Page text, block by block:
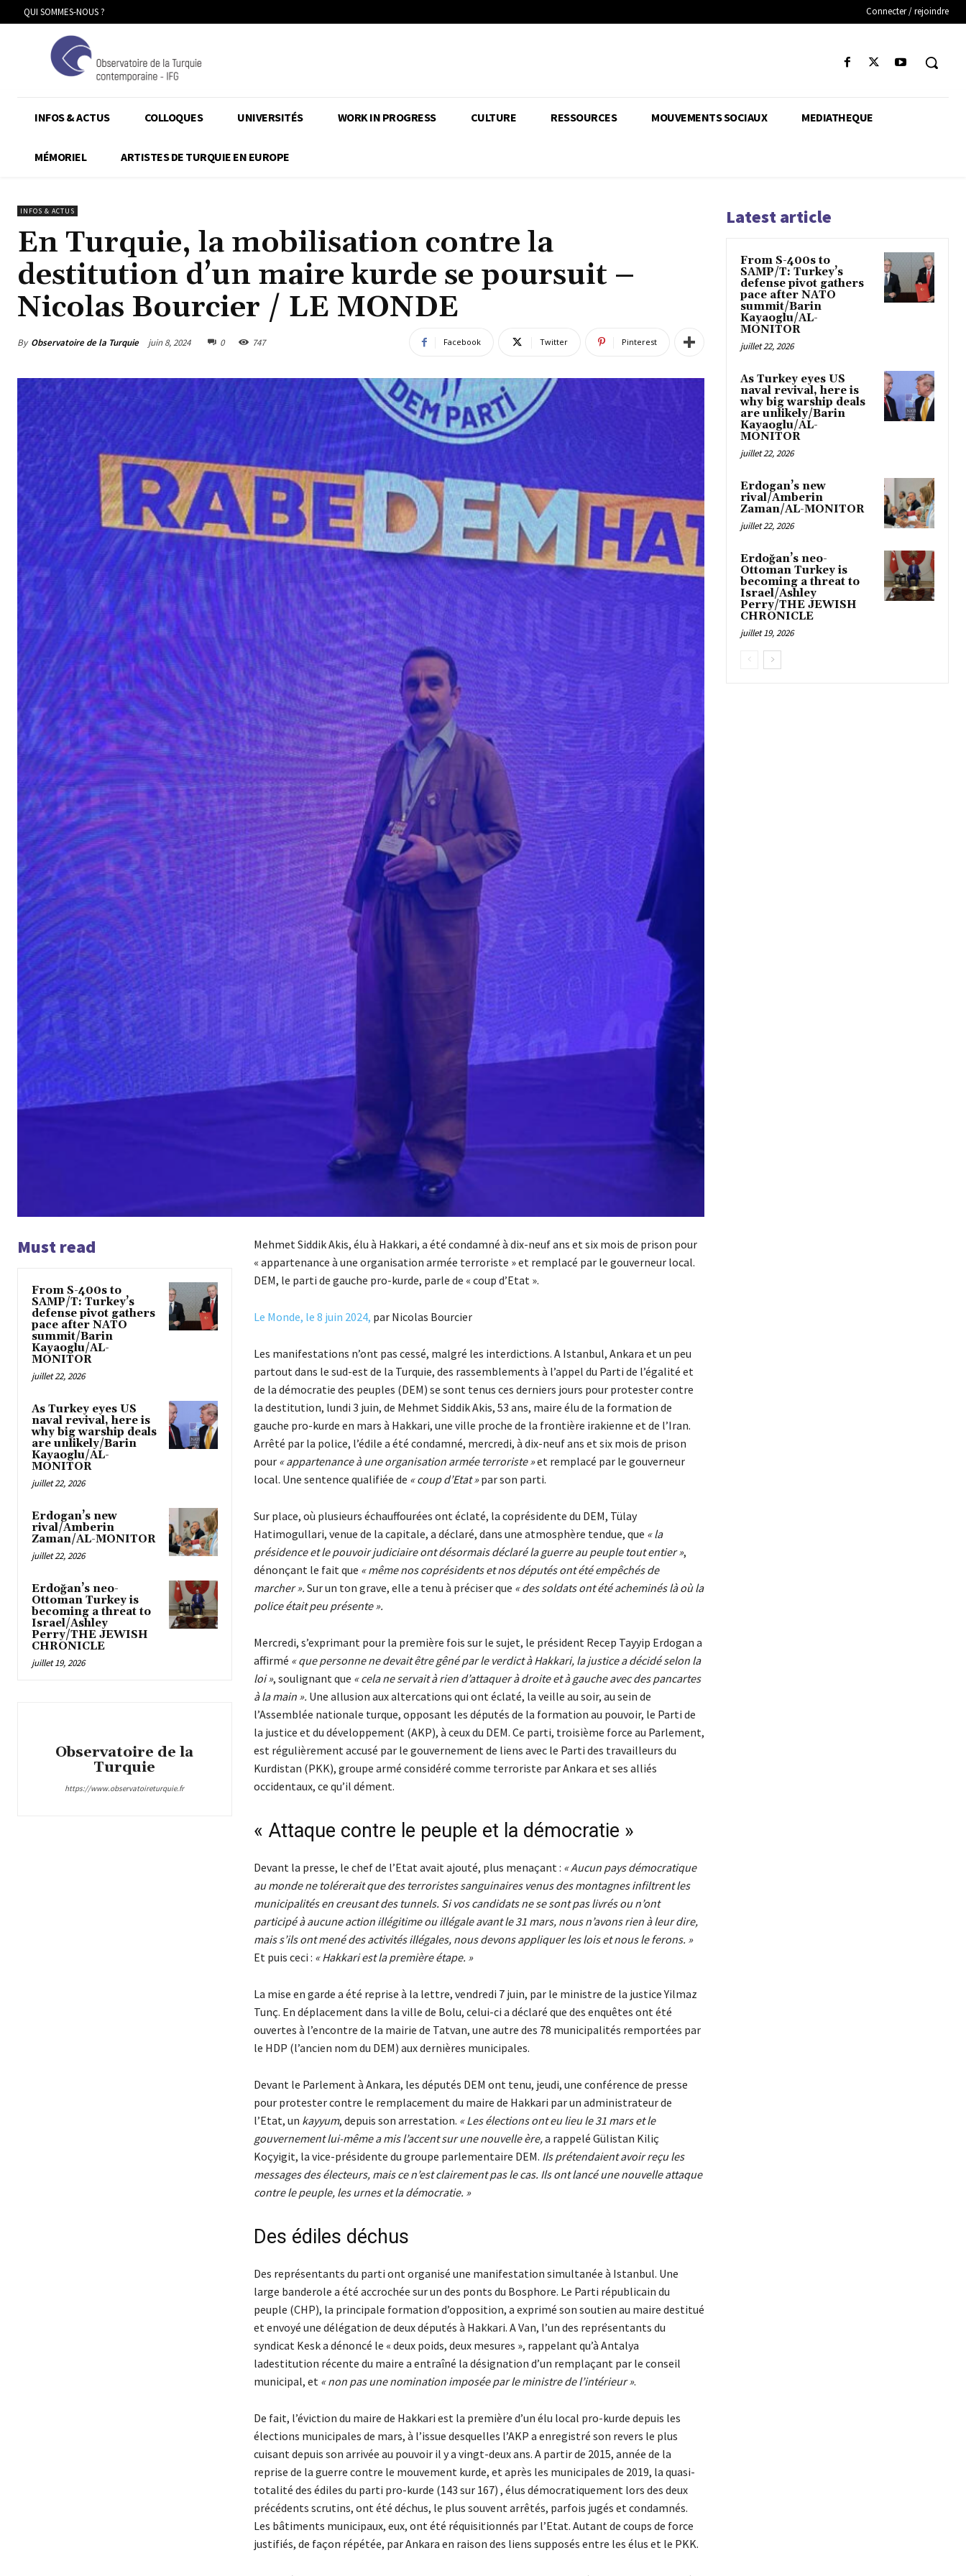
QUI SOMMES-NOUS ? Connecter / rejoindre
INFOS & ACTUS COLLOQUES UNIVERSITÉS WORK IN PROGRESS CULTURE RESSOURCES MOUVEMENTS SOCIAUX MEDIATHEQUE
MÉMORIEL ARTISTES DE TURQUIE EN EUROPE
INFOS & ACTUS
En Turquie, la mobilisation contre la
destitution d’un maire kurde se poursuit –
Nicolas Bourcier / LE MONDE
By Observatoire de la Turquie juin 8, 2024 0 747 Facebook Twitter Pinterest
Must read
From S-400s to
SAMP/T: Turkey’s
defense pivot gathers
pace after NATO
summit/Barin
Kayaoglu/AL-
MONITOR
juillet 22, 2026
As Turkey eyes US
naval revival, here is
why big warship deals
are unlikely/Barin
Kayaoglu/AL-
MONITOR
juillet 22, 2026
Erdogan’s new
rival/Amberin
Zaman/AL-MONITOR
juillet 22, 2026
Erdoğan’s neo-
Ottoman Turkey is
becoming a threat to
Israel/Ashley
Perry/THE JEWISH
CHRONICLE
juillet 19, 2026
Observatoire de la
Turquie
https://www.observatoireturquie.fr
Mehmet Siddik Akis, élu à Hakkari, a été condamné à dix-neuf ans et six mois de prison pour
« appartenance à une organisation armée terroriste » et remplacé par le gouverneur local.
DEM, le parti de gauche pro-kurde, parle de « coup d’Etat ».
Le Monde, le 8 juin 2024, par Nicolas Bourcier
Les manifestations n’ont pas cessé, malgré les interdictions. A Istanbul, Ankara et un peu
partout dans le sud-est de la Turquie, des rassemblements à l’appel du Parti de l’égalité et
de la démocratie des peuples (DEM) se sont tenus ces derniers jours pour protester contre
la destitution, lundi 3 juin, de Mehmet Siddik Akis, 53 ans, maire élu de la formation de
gauche pro-kurde en mars à Hakkari, une ville proche de la frontière irakienne et de l’Iran.
Arrêté par la police, l’édile a été condamné, mercredi, à dix-neuf ans et six mois de prison
pour « appartenance à une organisation armée terroriste »et remplacé par le gouverneur
local. Une sentence qualifiée de « coup d’Etat »par son parti.
Sur place, où plusieurs échauffourées ont éclaté, la coprésidente du DEM, Tülay
Hatimogullari, venue de la capitale, a déclaré, dans une atmosphère tendue, que « la
présidence et le pouvoir judiciaire ont désormais déclaré la guerre au peuple tout entier »,
dénonçant le fait que « même nos coprésidents et nos députés ont été empêchés de
marcher ». Sur un ton grave, elle a tenu à préciser que « des soldats ont été acheminés là où la
police était peu présente ».
Mercredi, s’exprimant pour la première fois sur le sujet, le président Recep Tayyip Erdogan a
affirmé « que personne ne devait être gêné par le verdict à Hakkari, la justice a décidé selon la
loi », soulignant que « cela ne servait à rien d’attaquer à droite et à gauche avec des pancartes
à la main ». Une allusion aux altercations qui ont éclaté, la veille au soir, au sein de
l’Assemblée nationale turque, opposant les députés de la formation au pouvoir, le Parti de
la justice et du développement (AKP), à ceux du DEM. Ce parti, troisième force au Parlement,
est régulièrement accusé par le gouvernement de liens avec le Parti des travailleurs du
Kurdistan (PKK), groupe armé considéré comme terroriste par Ankara et ses alliés
occidentaux, ce qu’il dément.
« Attaque contre le peuple et la démocratie »
Devant la presse, le chef de l’Etat avait ajouté, plus menaçant : « Aucun pays démocratique
au monde ne tolérerait que des terroristes sanguinaires venus des montagnes infiltrent les
municipalités en creusant des tunnels. Si vos candidats ne se sont pas livrés ou n’ont
participé à aucune action illégitime ou illégale avant le 31 mars, nous n’avons rien à leur dire,
mais s’ils ont mené des activités illégales, nous devons appliquer les lois et nous le ferons. »
Et puis ceci : « Hakkari est la première étape. »
La mise en garde a été reprise à la lettre, vendredi 7 juin, par le ministre de la justice Yilmaz
Tunç. En déplacement dans la ville de Bolu, celui-ci a déclaré que des enquêtes ont été
ouvertes à l’encontre de la mairie de Tatvan, une autre des 78 municipalités remportées par
le HDP (l’ancien nom du DEM) aux dernières municipales.
Devant le Parlement à Ankara, les députés DEM ont tenu, jeudi, une conférence de presse
pour protester contre le remplacement du maire de Hakkari par un administrateur de
l’Etat, un kayyum, depuis son arrestation. « Les élections ont eu lieu le 31 mars et le
gouvernement lui-même a mis l’accent sur une nouvelle ère,a rappelé Gülistan Kiliç
Koçyigit, la vice-présidente du groupe parlementaire DEM. Ils prétendaient avoir reçu les
messages des électeurs, mais ce n’est clairement pas le cas. Ils ont lancé une nouvelle attaque
contre le peuple, les urnes et la démocratie. »
Des édiles déchus
Des représentants du parti ont organisé une manifestation simultanée à Istanbul. Une
large banderole a été accrochée sur un des ponts du Bosphore. Le Parti républicain du
peuple (CHP), la principale formation d’opposition, a exprimé son soutien au maire destitué
et envoyé une délégation de deux députés à Hakkari. A Van, l’un des représentants du
syndicat Kesk a dénoncé le « deux poids, deux mesures », rappelant qu’à Antalya
ladestitution récente du maire a entraîné la désignation d’un remplaçant par le conseil
municipal, et « non pas une nomination imposée par le ministre de l’intérieur ».
De fait, l’éviction du maire de Hakkari est la première d’un élu local pro-kurde depuis les
élections municipales de mars, à l’issue desquelles l’AKP a enregistré son revers le plus
cuisant depuis son arrivée au pouvoir il y a vingt-deux ans. A partir de 2015, année de la
reprise de la guerre contre le mouvement kurde, et après les municipales de 2019, la quasi-
totalité des édiles du parti pro-kurde (143 sur 167) , élus démocratiquement lors des deux
précédents scrutins, ont été déchus, le plus souvent arrêtés, parfois jugés et condamnés.
Les bâtiments municipaux, eux, ont été réquisitionnés par l’Etat. Autant de coups de force
justifiés, de façon répétée, par Ankara en raison des liens supposés entre les élus et le PKK.
Latest article
From S-400s to
SAMP/T: Turkey’s
defense pivot gathers
pace after NATO
summit/Barin
Kayaoglu/AL-
MONITOR
juillet 22, 2026
As Turkey eyes US
naval revival, here is
why big warship deals
are unlikely/Barin
Kayaoglu/AL-
MONITOR
juillet 22, 2026
Erdogan’s new
rival/Amberin
Zaman/AL-MONITOR
juillet 22, 2026
Erdoğan’s neo-
Ottoman Turkey is
becoming a threat to
Israel/Ashley
Perry/THE JEWISH
CHRONICLE
juillet 19, 2026